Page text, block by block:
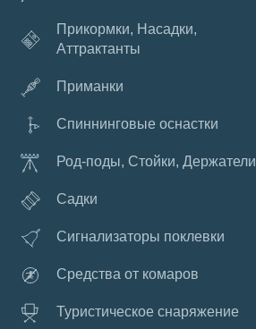
Прикормки, Насадки,
Аттрактанты
Приманки
Спиннинговые оснастки
Род-поды, Стойки, Держатели
Садки
Сигнализаторы поклевки
Средства от комаров
Туристическое снаряжение